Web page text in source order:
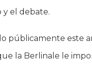
y el debate.
públicamente este
la Berlinale le